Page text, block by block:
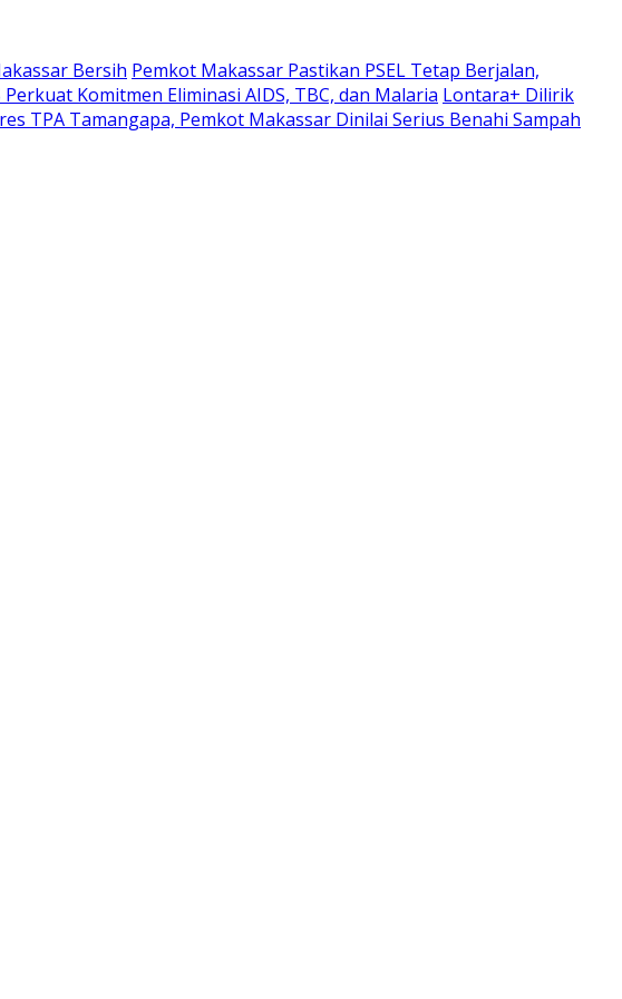
Bersih Pemkot Makassar Pastikan PSEL Tetap Berjalan,
Komitmen Eliminasi AIDS, TBC, dan Malaria Lontara+ Dilirik
TPA Tamangapa, Pemkot Makassar Dinilai Serius Benahi Sampah